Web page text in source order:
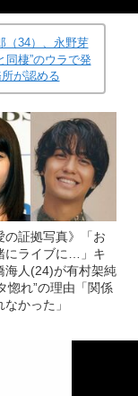
（34）、永野芽
同棲”のウラで発
が認める
の証拠写真》「お
にライブに…」キ
海人(24)が有村架純
惚れ”の理由「関係
かった」